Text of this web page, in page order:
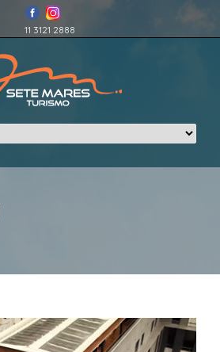
11 3121 2888